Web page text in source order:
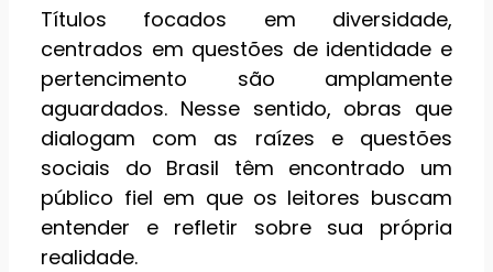
Títulos focados em diversidade,
centrados em questões de identidade e
pertencimento são amplamente
aguardados. Nesse sentido, obras que
dialogam com as raízes e questões
sociais do Brasil têm encontrado um
público fiel em que os leitores buscam
entender e refletir sobre sua própria
realidade.